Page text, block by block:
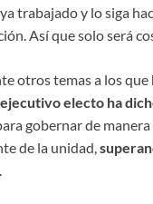
trabajado y lo siga
Así que solo será
otros temas a los
electo ha
para gobernar de
de la unidad,